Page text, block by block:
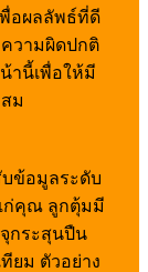
อผลลัพธ์ที่ดี
วามผิดปกติ
านี้เพื่อให้มี
ม
ข้อมูลระดับ
ก่คุณ ลูกตุ้มมี
จุกระสุนปืน
ยม ตัวอย่าง